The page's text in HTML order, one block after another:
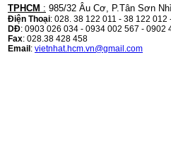
mực: Mực in laser trắng đenSỬ DỤNG CHO
MÁY IN:- Kyocera Ecosys
M2135dn/M2635dn/M2735dw/P2235dn/
Mặt hàng…
Giá : 799.000VND
TPHCM : 985/32 Âu Cơ, P.Tân Sơn
Điện Thoại: 028. 38 122 011 - 38 122 012
DĐ: 0903 026 034 - 0934 002 567 - 0902
Fax: 028.38 428 458
Email: vietnhat.hcm.vn@gmail.com